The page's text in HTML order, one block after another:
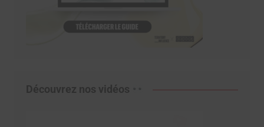
Découvrez nos vidéos